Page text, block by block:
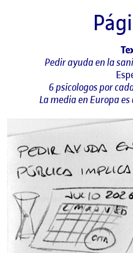
Pedir ayuda en la
6 psicologos por
La media en Europa